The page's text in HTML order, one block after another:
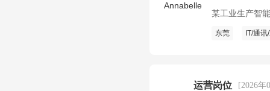
Annabelle
某工业生产智
东莞 IT/通
运营岗位 [2026年